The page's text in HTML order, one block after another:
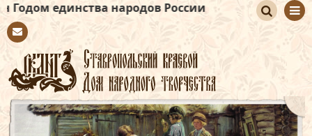
народов России
tact
иск